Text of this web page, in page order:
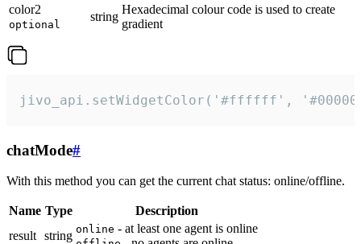
color2
optional
string
Hexadecimal colour code is used to create
gradient
jivo_api.setWidgetColor('#ffffff',
chatMode#
With this method you can get the current chat status: online/offline.
Name Type
Description
result string online - at least one agent is online